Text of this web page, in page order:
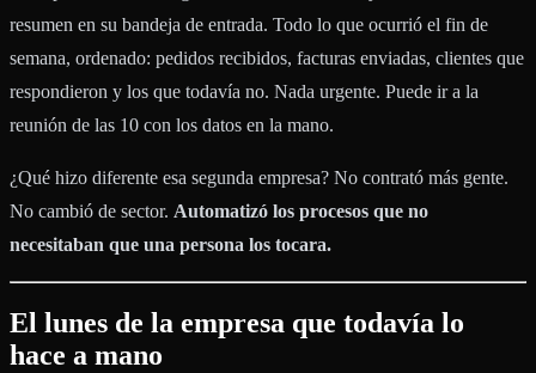
resumen en su bandeja de entrada. Todo lo que ocurrió el fin de
semana, ordenado: pedidos recibidos, facturas enviadas, clientes que
respondieron y los que todavía no. Nada urgente. Puede ir a la
reunión de las 10 con los datos en la mano.
¿Qué hizo diferente esa segunda empresa? No contrató más gente.
No cambió de sector. Automatizó los procesos que no
necesitaban que una persona los tocara.
El lunes de la empresa que todavía lo
hace a mano